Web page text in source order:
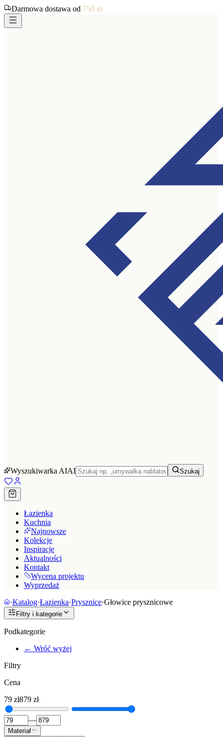
Darmowa dostawa od 750 zł
Wyszukiwarka AIAI Szukaj
Łazienka
Kuchnia
Najnowsze
Kolekcje
Inspiracje
Aktualności
Kontakt
Wycena projektu
Wyprzedaż
·Katalog·Łazienka·Prysznice·Głowice prysznicowe
Filtry i kategorie
Podkategorie
← Wróć wyżej
Filtry
Cena
79 zł879 zł
—
Materiał